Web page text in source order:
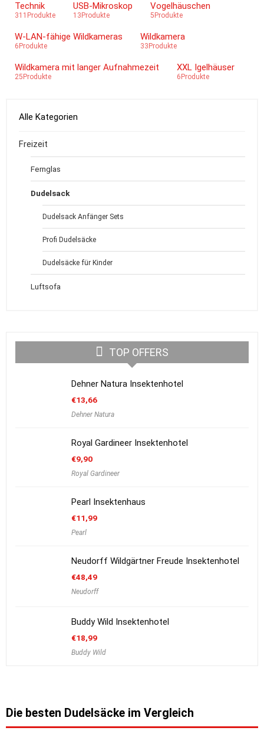
Technik
311Produkte
USB-Mikroskop
13Produkte
Vogelhäuschen
5Produkte
W-LAN-fähige Wildkameras
6Produkte
Wildkamera
33Produkte
Wildkamera mit langer Aufnahmezeit
25Produkte
XXL Igelhäuser
6Produkte
Alle Kategorien
Freizeit
Fernglas
Dudelsack
Dudelsack Anfänger Sets
Profi Dudelsäcke
Dudelsäcke für Kinder
Luftsofa
TOP OFFERS
Dehner Natura Insektenhotel
€13,66
Dehner Natura
Royal Gardineer Insektenhotel
€9,90
Royal Gardineer
Pearl Insektenhaus
€11,99
Pearl
Neudorff Wildgärtner Freude Insektenhotel
€48,49
Neudorff
Buddy Wild Insektenhotel
€18,99
Buddy Wild
Die besten Dudelsäcke im Vergleich